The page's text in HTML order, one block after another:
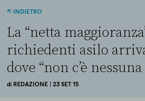
INDIETRO
La “netta
richiedenti asilo
dove “non c’è
di REDAZIONE | 23 SET 15